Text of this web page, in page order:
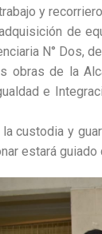
y
de
N° Dos,
de la
e
custodia y
estará